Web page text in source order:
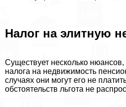
Налог на элитную
Существует несколько
налога на недвижимость
случаях они могут его не
обстоятельств льгота не